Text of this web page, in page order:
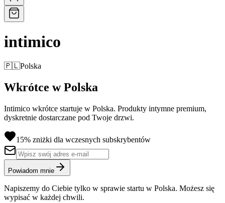
intimico
🇵🇱Polska
Wkrótce w Polska
Intimico wkrótce startuje w Polska. Produkty intymne premium,
dyskretnie dostarczane pod Twoje drzwi.
15% zniżki dla wczesnych subskrybentów
Powiadom mnie
Napiszemy do Ciebie tylko w sprawie startu w Polska. Możesz się
wypisać w każdej chwili.